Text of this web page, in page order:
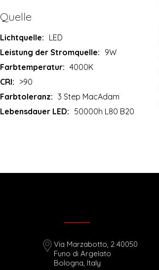
Quelle
Lichtquelle: LED
Leistung der Stromquelle: 9W
Farbtemperatur: 4000K
CRI: >90
Farbtoleranz: 3 Step MacAdam
Lebensdauer LED: 50000h L80 B20
Via Marzabotto, 2 40050
Funo di Argelato
Bologna, Italy